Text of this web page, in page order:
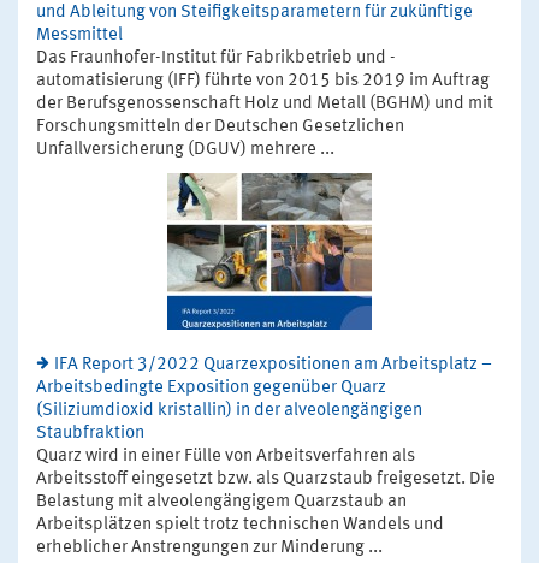
und Ableitung von Steifigkeitsparametern für zukünftige
Messmittel
Das Fraunhofer-Institut für Fabrikbetrieb und -
automatisierung (IFF) führte von 2015 bis 2019 im Auftrag
der Berufsgenossenschaft Holz und Metall (BGHM) und mit
Forschungsmitteln der Deutschen Gesetzlichen
Unfallversicherung (DGUV) mehrere ...
IFA Report 3/2022 Quarzexpositionen am Arbeitsplatz –
Arbeitsbedingte Exposition gegenüber Quarz
(Siliziumdioxid kristallin) in der alveolengängigen
Staubfraktion
Quarz wird in einer Fülle von Arbeitsverfahren als
Arbeitsstoff eingesetzt bzw. als Quarzstaub freigesetzt. Die
Belastung mit alveolengängigem Quarzstaub an
Arbeitsplätzen spielt trotz technischen Wandels und
erheblicher Anstrengungen zur Minderung ...